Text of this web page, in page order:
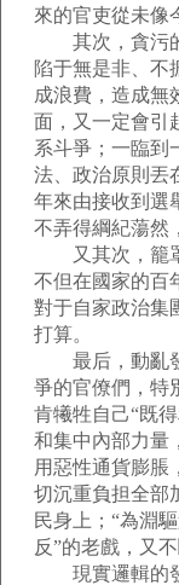
來的官吏從未像
其次，貪污的
陷于無是非、不
成浪費，造成無
面，又一定會引
系斗爭；一臨到
法、政治原則丟
年來由接收到選
不弄得綱紀蕩然
又其次，籠罩
不但在國家的百
對于自家政治集
打算。
最后，動亂發
爭的官僚們，特
肯犧牲自己“既
和集中內部力量
用惡性通貨膨脹
切沉重負担全部
民身上；“為淵
反”的老戲，又不
現實邏輯的發